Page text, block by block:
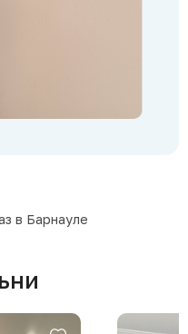
в Барнауле